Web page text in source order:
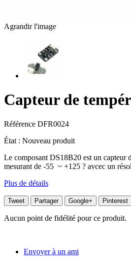
Agrandir l'image
Capteur de
Référence DFR0024
État : Nouveau produit
Le composant DS18B20 est un capteur
mesurant de -55 ~ +125 ? avcec un
Plus de détails
Tweet Partager Google+ Pinterest
Aucun point de fidélité pour ce produit.
Envoyer à un ami